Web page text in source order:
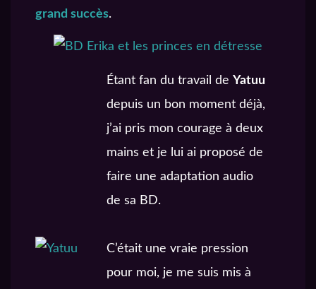
grand succès.
Étant fan du travail deYatuu
depuis un bon moment déjà,
j’ai pris mon courage à deux
mains et je lui ai proposé de
faire une adaptation audio
de sa BD.
C’était une vraie pression
pour moi, je me suis mis à